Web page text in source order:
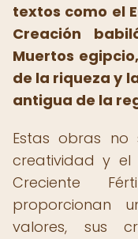
textos como el
Creación
Muertos
de la riqueza y
antigua de la
Estas obras no
creatividad y el
Creciente
proporcionan
valores, sus